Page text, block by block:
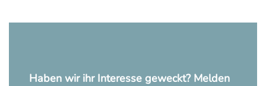
Haben wir ihr Interesse geweckt? Melden